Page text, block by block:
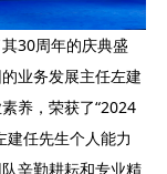
30周年的庆典盛
业务发展主任左建
养，荣获了“2024
建任先生个人能力
辛勤耕耘和专业精